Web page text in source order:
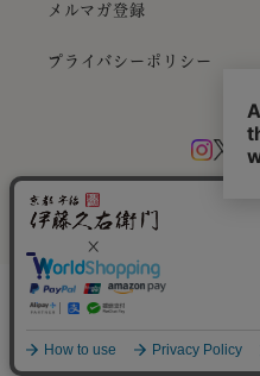
メルマガ登録
プライバシーポリシー